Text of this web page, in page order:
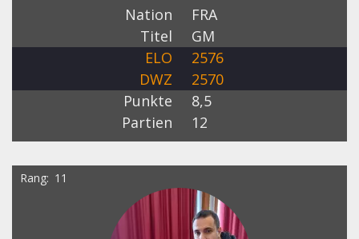
Nation
FRA
Titel
GM
ELO
2576
DWZ
2570
Punkte
8,5
Partien
12
Rang 11